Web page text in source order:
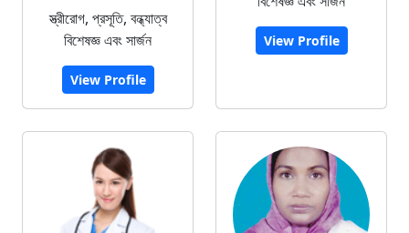
স্ত্রীরোগ, প্রসূতি, বন্ধ্যাত্ব
বিশেষজ্ঞ এবং সার্জন
View Profile
View Profile